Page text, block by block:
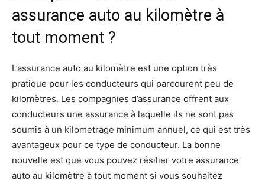
assurance auto au kilomètre à
tout moment ?
L’assurance auto au kilomètre est une option très
pratique pour les conducteurs qui parcourent peu de
kilomètres. Les compagnies d’assurance offrent aux
conducteurs une assurance à laquelle ils ne sont pas
soumis à un kilometrage minimum annuel, ce qui est très
avantageux pour ce type de conducteur. La bonne
nouvelle est que vous pouvez résilier votre assurance
auto au kilomètre à tout moment si vous souhaitez